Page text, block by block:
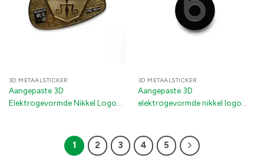
3D METAALSTICKER
Aangepaste 3D
Elektrogevormde Nikkel Logo
Golfclubs & Verpakking
3D METAALSTICKER
Aangepaste 3D
elektrogevormde nikkel logo
en verpakkingen
1 2 3 4 5